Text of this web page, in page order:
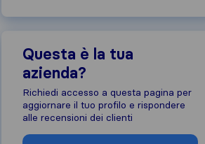
Questa è la tua
azienda?
Richiedi accesso a questa pagina per
aggiornare il tuo profilo e rispondere
alle recensioni dei clienti